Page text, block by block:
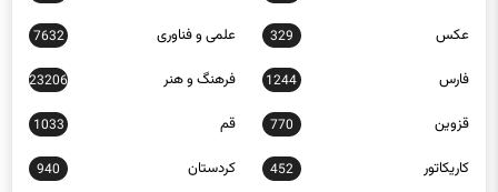
عکس 329 علمی و فناوری 7632
فارس 1244 فرهنگ و هنر 23206
قزوین 770 قم 1033
کاریکاتور 452 کردستان 940